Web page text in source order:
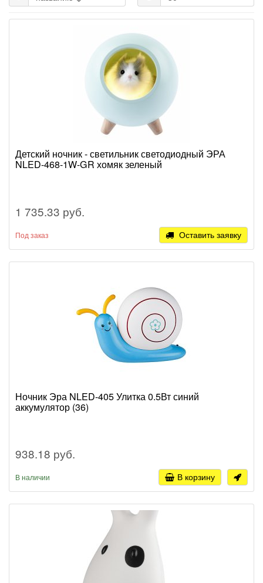
Детский ночник - светильник светодиодный ЭРА
NLED-468-1W-GR хомяк зеленый
1 735.33 руб.
Под заказ Оставить заявку
Ночник Эра NLED-405 Улитка 0.5Вт синий
аккумулятор (36)
938.18 руб.
В наличии В корзину